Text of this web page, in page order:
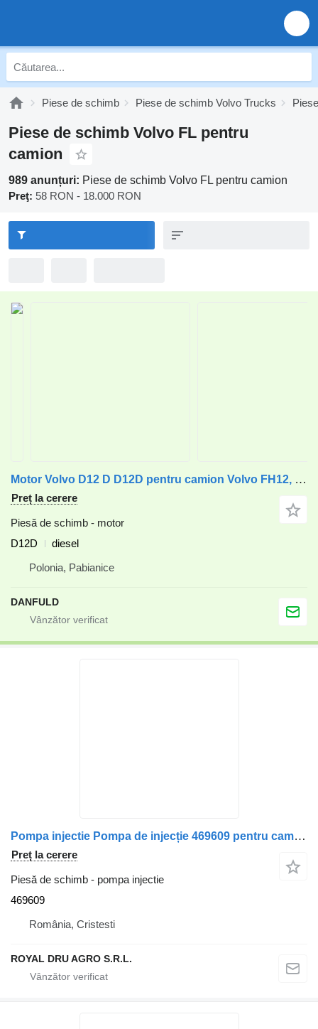
Piese de schimb Piese de schimb Volvo Trucks
Piese de schimb Volvo FL pentru
camion
989 anunțuri: Piese de schimb Volvo FL pentru camion
Preţ: 58 RON - 18.000 RON
Motor Volvo D12 D D12D pentru camion Volvo FH12, FL12, FM12, NH12
Preț la cerere
Piesă de schimb - motor
D12D
diesel
Polonia, Pabianice
DANFULD
Pompa injectie Pompa de injecție 469609 pentru camion Volvo FL10
Preț la cerere
Piesă de schimb - pompa injectie
469609
România, Cristesti
ROYAL DRU AGRO S.R.L.